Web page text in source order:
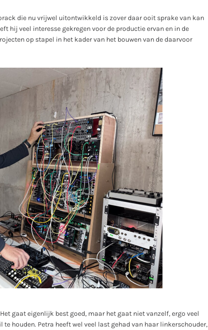
die nu vrijwel uitontwikkeld is zover daar ooit sprake van kan
hij veel interesse gekregen voor de productie ervan en in de
op stapel in het kader van het bouwen van de daarvoor
gaat eigenlijk best goed, maar het gaat niet vanzelf, ergo veel
houden. Petra heeft wel veel last gehad van haar linkerschouder,